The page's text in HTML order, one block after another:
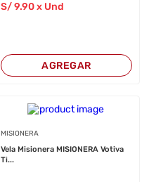
S/9.90x Und
AGREGAR
MISIONERA
Vela Misionera MISIONERA Votiva
Ti...